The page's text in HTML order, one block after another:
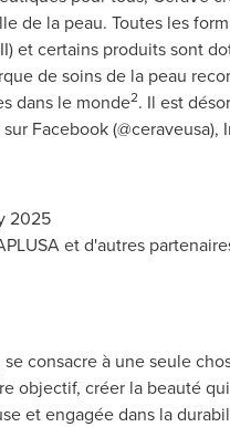
de la peau. Toutes les
et certains produits sont
de soins de la peau
dans le monde2. Il est
Facebook (@ceraveusa),
2025
et d'autres
consacre à une seule
objectif, créer la beauté
et engagée dans la